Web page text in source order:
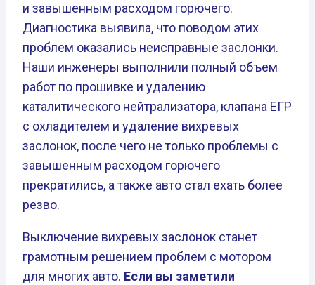
и завышенным расходом горючего.
Диагностика выявила, что поводом этих
проблем оказались неисправные заслонки.
Наши инженеры выполнили полный объем
работ по прошивке и удалению
каталитического нейтрализатора, клапана ЕГР
с охладителем и удаление вихревых
заслонок, после чего не только проблемы с
завышенным расходом горючего
прекратились, а также авто стал ехать более
резво.
Выключение вихревых заслонок станет
грамотным решением проблем с мотором
для многих авто. Если вы заметили